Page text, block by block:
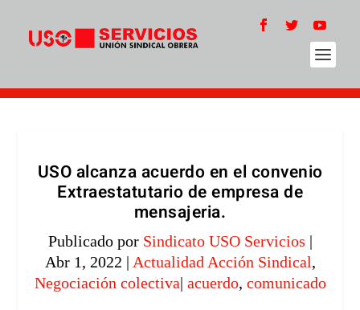
USO alcanza acuerdo en el convenio
Extraestatutario de empresa de
mensajeria.
Publicado por Sindicato USO Servicios |
Abr 1, 2022 | Actualidad Acción Sindical,
Negociación colectiva| acuerdo, comunicado